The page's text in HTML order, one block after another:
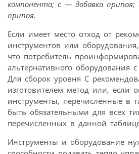
компонента; c — добавка припоя;
припоя.
Если имеет место отход от
инструментов или оборудования,
что потребитель
альтернативного оборудования
Для сборок уровня С
изготовителем метод или, если
инструменты, перечисленные в
быть обязательными для всех
перечисленных в данной
Инструменты и оборудование